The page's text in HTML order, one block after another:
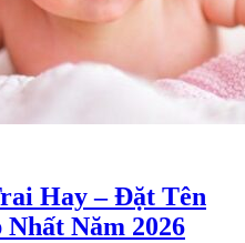
Hay – Đặt Tên
Năm 2026